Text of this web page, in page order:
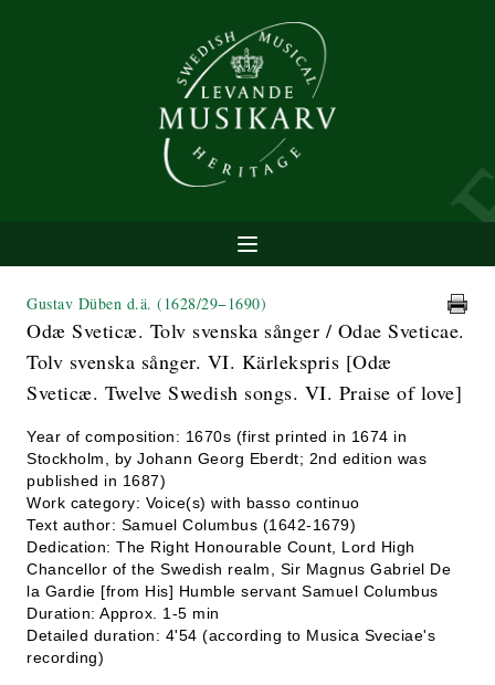
Gustav Düben d.ä. (1628/29−1690)
Odæ Sveticæ. Tolv svenska sånger / Odae Sveticae.
Tolv svenska sånger. VI. Kärlekspris [Odæ
Sveticæ. Twelve Swedish songs. VI. Praise of love]
Year of composition: 1670s (first printed in 1674 in
Stockholm, by Johann Georg Eberdt; 2nd edition was
published in 1687)
Work category: Voice(s) with basso continuo
Text author: Samuel Columbus (1642-1679)
Dedication: The Right Honourable Count, Lord High
Chancellor of the Swedish realm, Sir Magnus Gabriel De
la Gardie [from His] Humble servant Samuel Columbus
Duration: Approx. 1-5 min
Detailed duration: 4'54 (according to Musica Sveciae's
recording)